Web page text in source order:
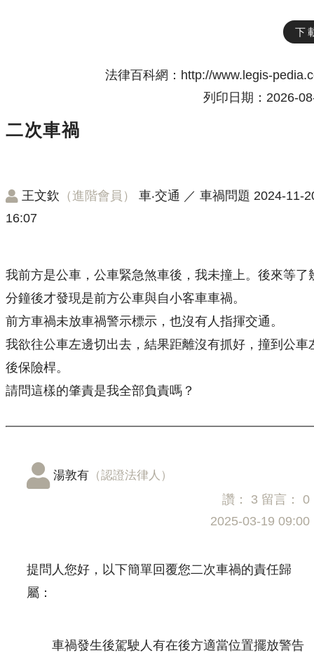
下
法律百科網：http://www.legis-
列印日期：2026-
二次車禍
王文欽 （進階會員） 車‧交通 ／ 車禍問題 2024-11-
16:07
我前方是公車，公車緊急煞車後，我未撞上。後來等了
分鐘後才發現是前方公車與自小客車車禍。
前方車禍未放車禍警示標示，也沒有人指揮交通。
我欲往公車左邊切出去，結果距離沒有抓好，撞到公車
後保險桿。
請問這樣的肇責是我全部負責嗎？
湯敦有 （認證法律人）
讚： 3 留言： 0
2025-03-19 09:00
提問人您好，以下簡單回覆您二次車禍的責任歸
屬：
車禍發生後駕駛人有在後方適當位置擺放警告